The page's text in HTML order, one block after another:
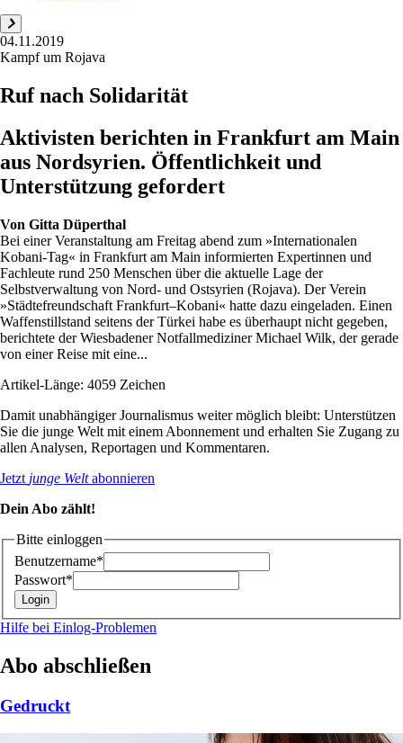
04.11.2019
Kampf um Rojava
Ruf nach Solidarität
Aktivisten berichten in Frankfurt am Main
aus Nordsyrien. Öffentlichkeit und
Unterstützung gefordert
Von Gitta Düperthal
Bei einer Veranstaltung am Freitag abend zum »Internationalen
Kobani-Tag« in Frankfurt am Main informierten Expertinnen und
Fachleute rund 250 Menschen über die aktuelle Lage der
Selbstverwaltung von Nord- und Ostsyrien (Rojava). Der Verein
»Städtefreundschaft Frankfurt–Kobani« hatte dazu eingeladen. Einen
Waffenstillstand seitens der Türkei habe es überhaupt nicht gegeben,
berichtete der Wiesbadener Notfallmediziner Michael Wilk, der gerade
von einer Reise mit eine...
Artikel-Länge: 4059 Zeichen
Damit unabhängiger Journalismus weiter möglich bleibt: Unterstützen
Sie die junge Welt mit einem Abonnement und erhalten Sie Zugang zu
allen Analysen, Reportagen und Kommentaren.
Jetzt junge Weltabonnieren
Dein Abo zählt!
Bitte einloggen
Benutzername*
Passwort*
Hilfe bei Einlog-Problemen
Abo abschließen
Gedruckt